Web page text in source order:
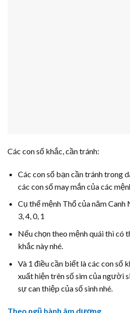
Các con số khắc, cần tránh:
Các con số bạn cần tránh trong
các con số may mắn của các
Cụ thể mệnh Thổ của năm Canh
3, 4, 0, 1
Nếu chọn theo mệnh quái thì có
khắc này nhé.
Và 1 điều cần biết là các con số
xuất hiện trên số sim của người
sự can thiệp của số sinh nhé.
Theo ngũ hành âm dương